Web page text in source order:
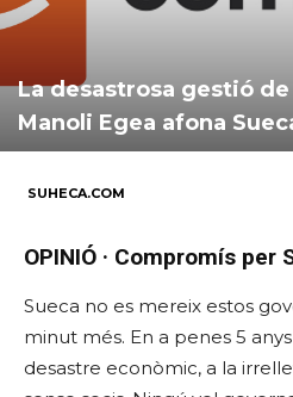
La desastrosa gestió
Manoli Egea afona
SUHECA.COM
OPINIÓ · Compromís per
Sueca no es mereix estos
minut més. En a penes 5
desastre econòmic, a la